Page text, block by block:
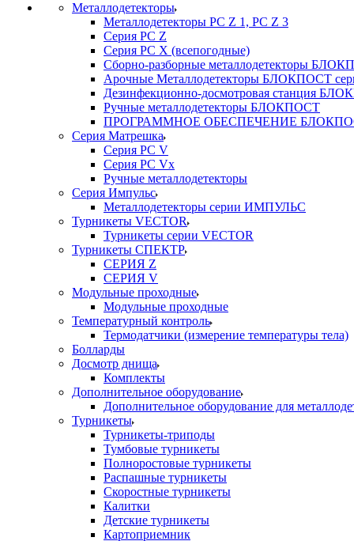
Металлодетекторы
Металлодетекторы РС Z 1, PC Z 3
Серия РС Z
Серия РС X (всепогодные)
Сборно-разборные металлодетекторы
Арочные Металлодетекторы БЛОКПОСТ
Дезинфекционно-досмотровая станция
Ручные металлодетекторы БЛОКПОСТ
ПРОГРАММНОЕ ОБЕСПЕЧЕНИЕ
Серия Матрешка
Серия PC V
Серия PC Vx
Ручные металлодетекторы
Серия Импульс
Металлодетекторы серии ИМПУЛЬС
Турникеты VECTOR
Турникеты серии VECTOR
Турникеты СПЕКТР
СЕРИЯ Z
СЕРИЯ V
Модульные проходные
Модульные проходные
Температурный контроль
Термодатчики (измерение температуры тела)
Болларды
Досмотр днища
Комплекты
Дополнительное оборудование
Дополнительное оборудование для
Турникеты
Турникеты-триподы
Тумбовые турникеты
Полноростовые турникеты
Распашные турникеты
Скоростные турникеты
Калитки
Детские турникеты
Картоприемник